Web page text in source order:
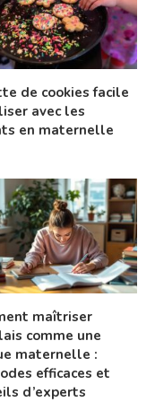
de cookies facile
avec les
en maternelle
maîtriser
comme une
maternelle :
efficaces et
d’experts